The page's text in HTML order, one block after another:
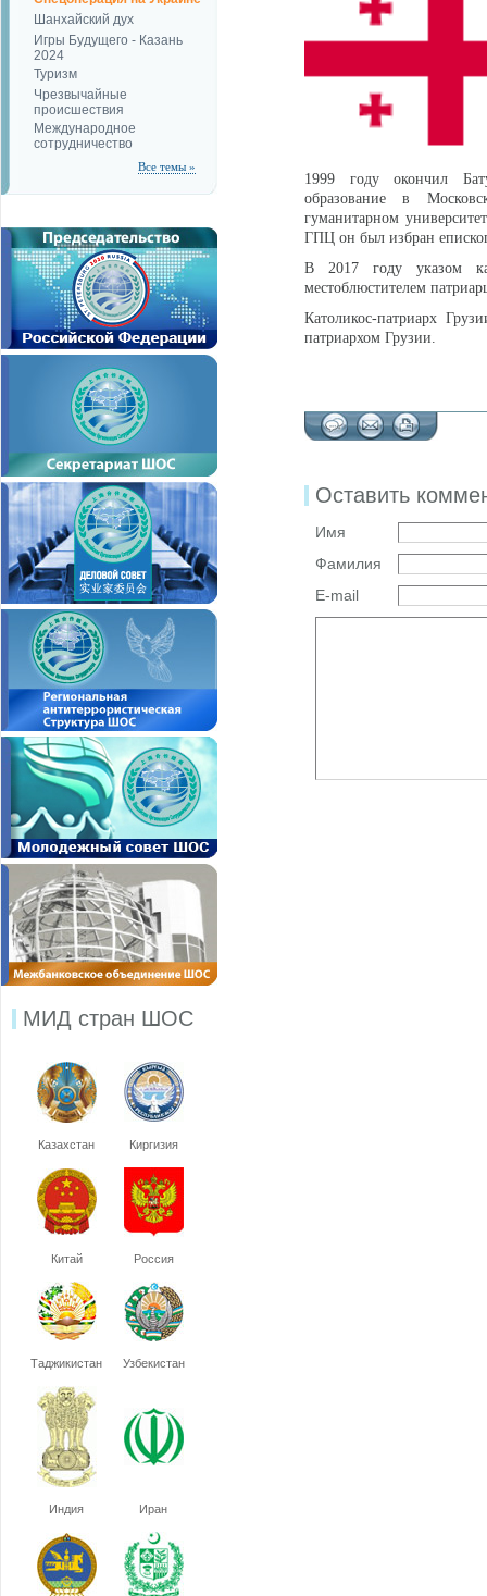
Шанхайский дух
Игры Будущего - Казань
2024
Туризм
Чрезвычайные
происшествия
Международное
сотрудничество
Все темы »
МИД стран ШОС
Казахстан Киргизия
Китай Россия
Таджикистан Узбекистан
Индия Иран
1999 году окончил
образование в
гуманитарном
ГПЦ он был избран
В 2017 году указом
местоблюстителем
Католикос-патриарх
патриархом Грузии.
Оставить
Имя
Фамилия
E-mail